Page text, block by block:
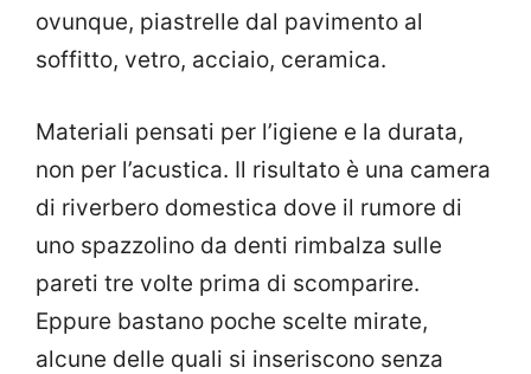
ovunque, piastrelle dal pavimento al
soffitto, vetro, acciaio, ceramica.
Materiali pensati per l’igiene e la durata,
non per l’acustica. Il risultato è una camera
di riverbero domestica dove il rumore di
uno spazzolino da denti rimbalza sulle
pareti tre volte prima di scomparire.
Eppure bastano poche scelte mirate,
alcune delle quali si inseriscono senza